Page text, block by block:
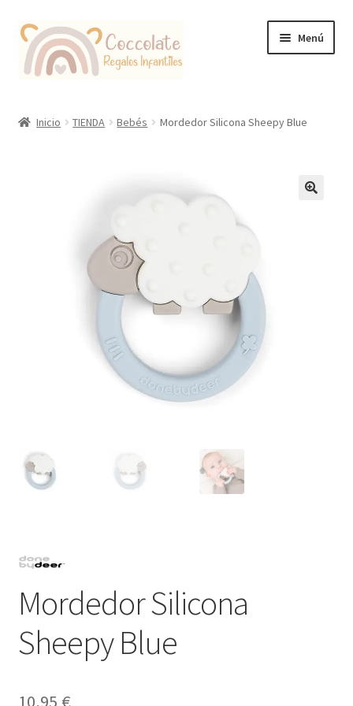
Ir
la
Ir
contenido
Menú
Inicio TIENDA Bebés Mordedor Silicona Sheepy Blue
Mordedor Silicona
Sheepy Blue
10,95 €